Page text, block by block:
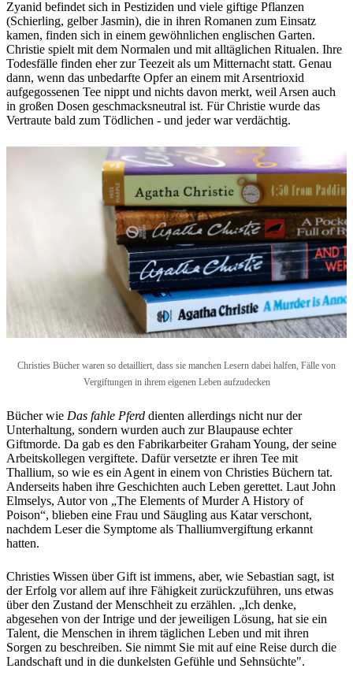
Zyanid befindet sich in Pestiziden und viele giftige Pflanzen
(Schierling, gelber Jasmin), die in ihren Romanen zum Einsatz
kamen, finden sich in einem gewöhnlichen englischen Garten.
Christie spielt mit dem Normalen und mit alltäglichen Ritualen. Ihre
Todesfälle finden eher zur Teezeit als um Mitternacht statt. Genau
dann, wenn das unbedarfte Opfer an einem mit Arsentrioxid
aufgegossenen Tee nippt und nichts davon merkt, weil Arsen auch
in großen Dosen geschmacksneutral ist. Für Christie wurde das
Vertraute bald zum Tödlichen - und jeder war verdächtig.
Christies Bücher waren so detailliert, dass sie manchen Lesern dabei halfen, Fälle von
Vergiftungen in ihrem eigenen Leben aufzudecken
Bücher wie Das fahle Pferd dienten allerdings nicht nur der
Unterhaltung, sondern wurden auch zur Blaupause echter
Giftmorde. Da gab es den Fabrikarbeiter Graham Young, der seine
Arbeitskollegen vergiftete. Dafür versetzte er ihren Tee mit
Thallium, so wie es ein Agent in einem von Christies Büchern tat.
Anderseits haben ihre Geschichten auch Leben gerettet. Laut John
Elmselys, Autor von „The Elements of Murder A History of
Poison“, blieben eine Frau und Säugling aus Katar verschont,
nachdem Leser die Symptome als Thalliumvergiftung erkannt
hatten.
Christies Wissen über Gift ist immens, aber, wie Sebastian sagt, ist
der Erfolg vor allem auf ihre Fähigkeit zurückzuführen, uns etwas
über den Zustand der Menschheit zu erzählen. „Ich denke,
abgesehen von der Intrige und der jeweiligen Lösung, hat sie ein
Talent, die Menschen in ihrem täglichen Leben und mit ihren
Sorgen zu beschreiben. Sie nimmt Sie mit auf eine Reise durch die
Landschaft und in die dunkelsten Gefühle und Sehnsüchte".